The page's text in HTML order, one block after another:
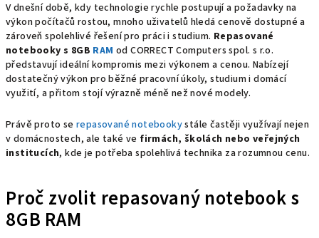
V dnešní době, kdy technologie rychle postupují a požadavky na
výkon počítačů rostou, mnoho uživatelů hledá cenově dostupné a
zároveň spolehlivé řešení pro práci i studium. Repasované
notebooky s 8GB RAM od CORRECT Computers spol. s r.o.
představují ideální kompromis mezi výkonem a cenou. Nabízejí
dostatečný výkon pro běžné pracovní úkoly, studium i domácí
využití, a přitom stojí výrazně méně než nové modely.
Právě proto serepasované notebookystále častěji využívají nejen
v domácnostech, ale také ve firmách, školách nebo veřejných
institucích, kde je potřeba spolehlivá technika za rozumnou cenu.
Proč zvolit repasovaný notebook s
8GB RAM